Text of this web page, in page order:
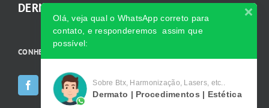
DERMATOLOGISTA.
CONHEÇA AS INCRÍVEIS Redes Sociais da Clínica
Olá, veja qual o WhatsApp correto para
contato, e responderemos assim que
possível:
Sobre Btx, Harmonização, Lasers, etc..
Dermato | Procedimentos | Estética